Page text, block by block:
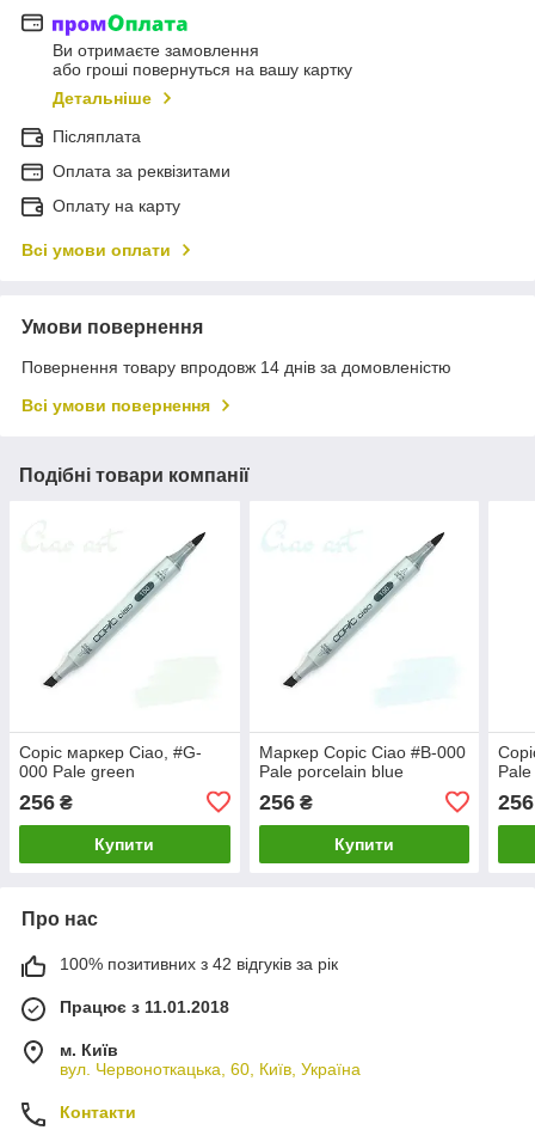
Ви отримаєте замовлення
або гроші повернуться на вашу картку
Детальніше
Післяплата
Оплата за реквізитами
Оплату на карту
Всі умови оплати
Умови повернення
Повернення товару впродовж 14 днів за домовленістю
Всі умови повернення
Подібні товари компанії
Copic маркер Ciao, #G-
000 Pale green
256 ₴
Купити
Маркер Copic Ciao #B-000
Pale porcelain blue
256₴
Купити
256
Про нас
100% позитивних з 42 відгуків за рік
Працює з 11.01.2018
м. Київ
вул. Червоноткацька, 60, Київ, Україна
Контакти